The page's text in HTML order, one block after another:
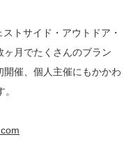
トサイド・アウトドア・
月でたくさんのブラン
開催、個人主催にもかかわ